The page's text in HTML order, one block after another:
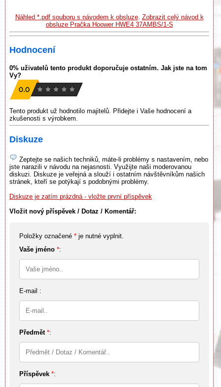
Náhled *.pdf souboru s návodem k obsluze. Zobrazit celý návod k
obsluze Pračka Hoower HWE4 37AMBS/1-S
Hodnocení
0% uživatelů tento produkt doporučuje ostatním. Jak jste na tom
Vy?
Tento produkt už hodnotilo majitelů. Přidejte i Vaše hodnocení a
zkušenosti s výrobkem.
Diskuze
Zeptejte se našich techniků, máte-li problémy s nastavením, nebo
jste narazili v návodu na nejasnosti. Využijte naši moderovanou
diskuzi. Diskuze je veřejná a slouží i ostatním návštěvníkům našich
stránek, kteří se potýkají s podobnými problémy.
Diskuze je zatím prázdná - vložte první příspěvek
Vložit nový příspěvek / Dotaz / Komentář:
Položky označené * je nutné vyplnit.
Vaše jméno *:
E-mail :
Předmět *:
Příspěvek *: